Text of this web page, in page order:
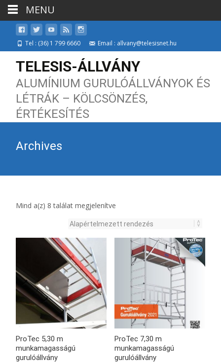
Tel : (36) 1 799 6660 Email : allvany@telesisnet.hu
TELESIS-ÁLLVÁNY
ALUMÍNIUM GURULÓÁLLVÁNYOK ÉS
LÉTRÁK – KÖLCSÖNZÉS,
ÉRTÉKESÍTÉS
Archives
Mind a(z) 8 találat megjelenítve
ProTec 5,30 m
munkamagasságú
gurulóállvány
ProTec 7,30 m
munkamagasságú
gurulóállvány
MENU